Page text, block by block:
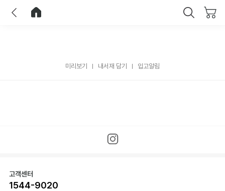
미리보기 내서재 담기 입고알림
고객센터
1544-9020